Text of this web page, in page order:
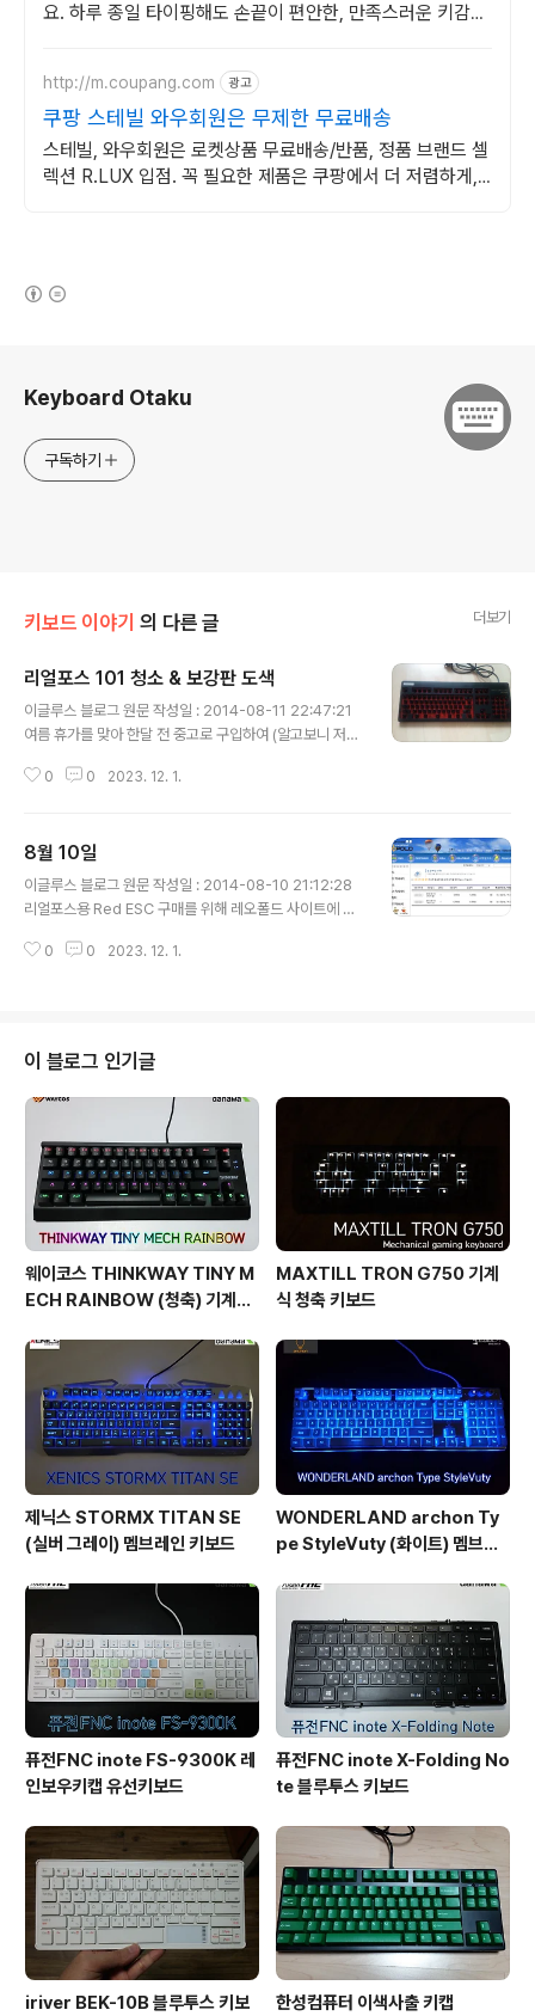
요. 하루 종일 타이핑해도 손끝이 편안한, 만족스러운 키감을
http://m.coupang.com 광고
쿠팡 스테빌 와우회원은 무제한 무료배송
스테빌, 와우회원은 로켓상품 무료배송/반품, 정품 브랜드 셀
렉션 R.LUX 입점. 꼭 필요한 제품은 쿠팡에서 더 저렴하게,
Keyboard Otaku
구독하기
키보드 이야기 의 다른 글 더보기
리얼포스 101 청소 & 보강판 도색
이글루스 블로그 원문 작성일 : 2014-08-11 22:47:21
여름 휴가를 맞아 한달 전 중고로 구입하여 (알고보니 저희
게 된..ㅎㅎ) 회사에서 잘 쓰고 있는 리얼포스 101을 청소
도 하기로 했습니다. 청소 전 사진..역시 리얼포스의 고질적
인 보강판 녹스는 현상을 발견할 수 있습니다. 오늘의 작업
도구입니다. WD-40은 쓸까말까 했는데 결국 사용하지 않
로 고정되어 있거나 하지 않기 때문에 키캡만 제거후 하판
0 0 2023. 12. 1.
8월 10일
이글루스 블로그 원문 작성일 : 2014-08-10 21:12:28
리얼포스용 Red ESC 구매를 위해 레오폴드 사이트에 들
지를 들어갔는데 우연의 일치인지 3년전에도 8월 10일에
0 0 2023. 12. 1.
이 블로그 인기글
웨이코스 THINKWAY TINY M
ECH RAINBOW (청축) 기계식
MAXTILL TRON G750 기계
식 청축 키보드
제닉스 STORMX TITAN SE
(실버 그레이) 멤브레인 키보드
WONDERLAND archon Ty
pe StyleVuty (화이트) 멤브레
퓨전FNC inote FS-9300K 레
인보우키캡 유선키보드
퓨전FNC inote X-Folding No
te 블루투스 키보드
iriver BEK-10B 블루투스 키보 한성컴퓨터 이색사출 키캡